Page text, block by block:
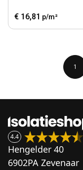
€ 16,81 p/m²
1
4.4
Hengelder 40
6902PA Zevenaar